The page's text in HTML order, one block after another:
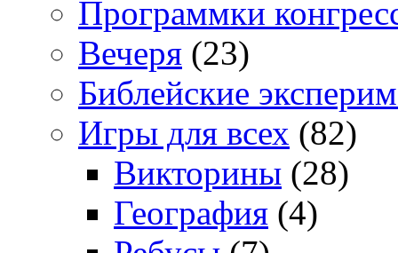
Программки
Вечеря (23)
Библейские
Игры для всех (82)
Викторины (28)
География (4)